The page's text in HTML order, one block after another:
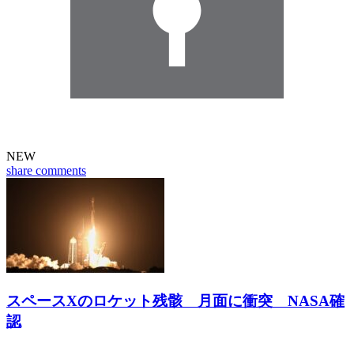
NEW
share comments
スペースXのロケット残骸 月面に衝突 NASA確
認